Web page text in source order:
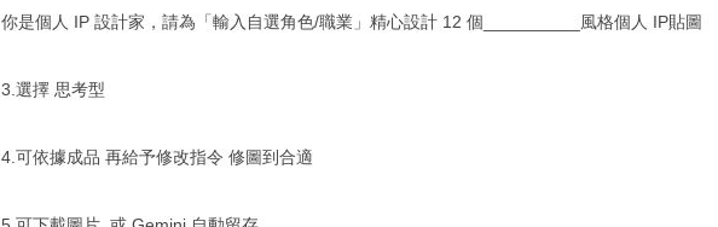
你是個人 IP 設計家，請為「輸入自選角色/職業」精心設計 12 個__________風格個人 IP貼圖
3.選擇 思考型
4.可依據成品 再給予修改指令 修圖到合適